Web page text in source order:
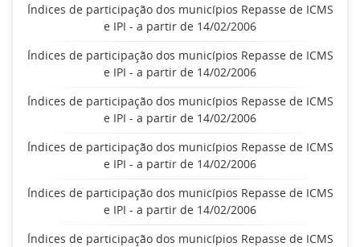
Índices de participação dos municípios Repasse de ICMS
e IPI - a partir de 14/02/2006
Índices de participação dos municípios Repasse de ICMS
e IPI - a partir de 14/02/2006
Índices de participação dos municípios Repasse de ICMS
e IPI - a partir de 14/02/2006
Índices de participação dos municípios Repasse de ICMS
e IPI - a partir de 14/02/2006
Índices de participação dos municípios Repasse de ICMS
e IPI - a partir de 14/02/2006
Índices de participação dos municípios Repasse de ICMS